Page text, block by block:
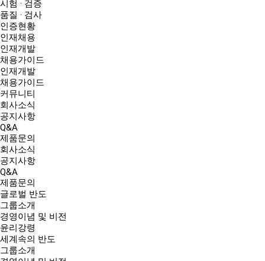
시험 · 검증
품질 · 검사
인증현황
인재채용
인재개발
채용가이드
인재개발
채용가이드
커뮤니티
회사소식
공지사항
Q&A
제품문의
회사소식
공지사항
Q&A
제품문의
글로벌 반도
그룹소개
경영이념 및 비전
윤리강령
세계속의 반도
그룹소개